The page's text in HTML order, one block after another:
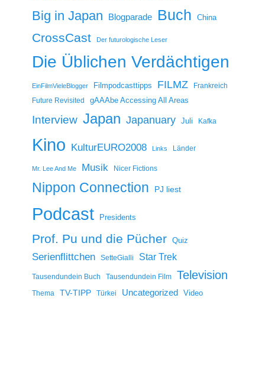
Big in Japan Blogparade Buch China
CrossCast Der futurologische Leser
Die Üblichen Verdächtigen
EinFilmVieleBlogger Filmpodcasttipps FILMZ
Frankreich
Future Revisited
gAAAbe Accessing All Areas
Interview Japan Japanuary Juli Kafka
Kino KulturEURO2008 Links Länder
Mr. Lee And Me Musik Nicer Fictions
Nippon Connection PJ liest
Podcast Presidents
Prof. Pu und die Pücher Quiz
Serienflittchen SetteGialli Star Trek
Tausendundein Buch Tausendundein Film Television
Thema TV-TIPP Türkei Uncategorized Video